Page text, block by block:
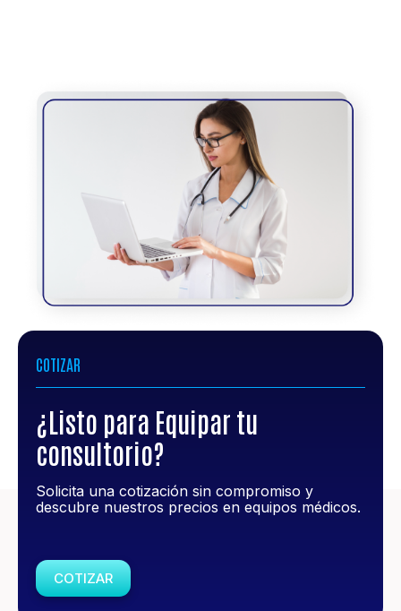
COTIZAR
¿Listo para Equipar tu
consultorio?
Solicita una cotización sin compromiso y
descubre nuestros precios en equipos médicos.
COTIZAR